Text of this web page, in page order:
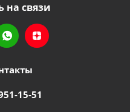
на связи
15-51